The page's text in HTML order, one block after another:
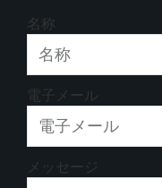
名称
電子メール
メッセージ